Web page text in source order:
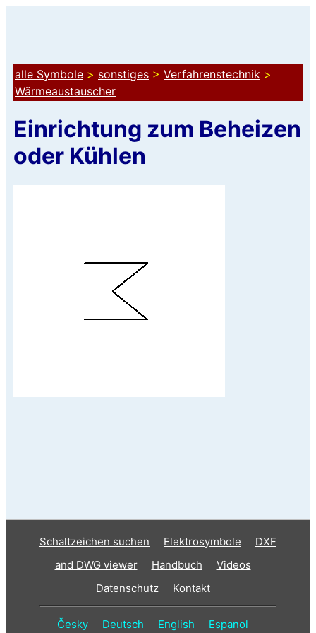
alle Symbole > sonstiges > Verfahrenstechnik >
Wärmeaustauscher
Einrichtung zum Beheizen
oder Kühlen
Schaltzeichen suchen Elektrosymbole
DXF
and DWG viewer
Handbuch
Videos
Datenschutz
Kontakt
Česky Deutsch English Espanol